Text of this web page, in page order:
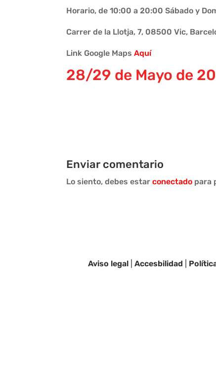
Horario, de 10:00 a 20:00 Sábado y
Carrer de la Llotja, 7, 08500 Vic,
Link Google MapsAquí
28/29 de Mayo de
Enviar comentario
Lo siento, debes estarconectado para
Aviso legal| Accesbilidad